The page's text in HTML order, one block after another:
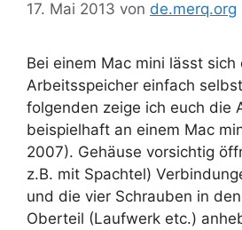
17. Mai 2013 von de.merq.org
Bei einem Mac mini lässt sich
Arbeitsspeicher einfach
folgenden zeige ich euch die
beispielhaft an einem Mac
2007). Gehäuse vorsichtig
z.B. mit Spachtel)
und die vier Schrauben in
Oberteil (Laufwerk etc.)